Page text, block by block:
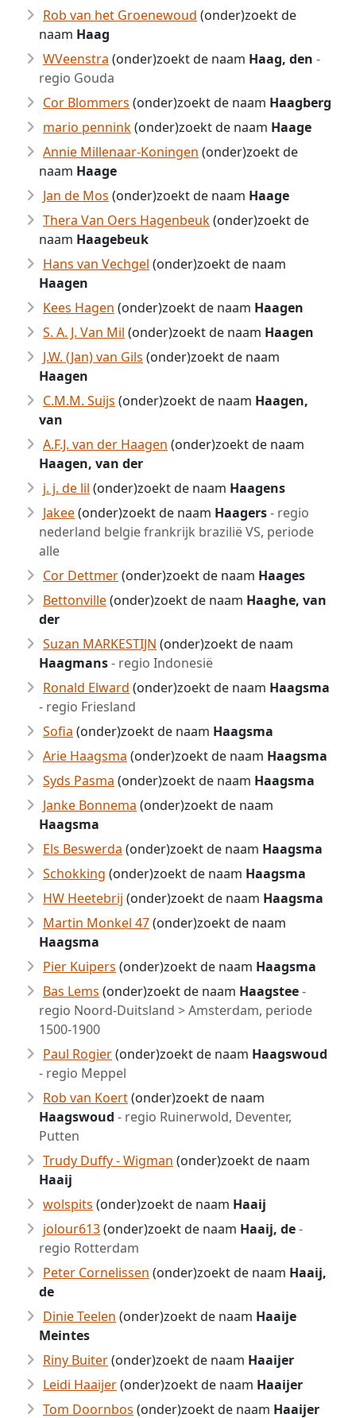
Rob van het Groenewoud (onder)zoekt de
naam Haag
WVeenstra (onder)zoekt de naam Haag, den -
regio Gouda
Cor Blommers (onder)zoekt de naam Haagberg
mario pennink(onder)zoekt de naam Haage
Annie Millenaar-Koningen (onder)zoekt de
naam Haage
Jan de Mos (onder)zoekt de naam Haage
Thera Van Oers Hagenbeuk(onder)zoekt de
naam Haagebeuk
Hans van Vechgel (onder)zoekt de naam
Haagen
Kees Hagen (onder)zoekt de naam Haagen
S. A. J. Van Mil (onder)zoekt de naam Haagen
J.W. (Jan) van Gils (onder)zoekt de naam
Haagen
C.M.M. Suijs (onder)zoekt de naam Haagen,
van
A.F.J. van der Haagen (onder)zoekt de naam
Haagen, van der
j. j. de lil (onder)zoekt de naam Haagens
Jakee(onder)zoekt de naam Haagers- regio
nederland belgie frankrijk brazilië VS, periode
alle
Cor Dettmer(onder)zoekt de naam Haages
Bettonville(onder)zoekt de naam Haaghe, van
der
Suzan MARKESTIJN (onder)zoekt de naam
Haagmans- regio Indonesië
Ronald Elward (onder)zoekt de naam Haagsma
- regio Friesland
Sofia (onder)zoekt de naam Haagsma
Arie Haagsma (onder)zoekt de naam Haagsma
Syds Pasma (onder)zoekt de naam Haagsma
Janke Bonnema (onder)zoekt de naam
Haagsma
Els Beswerda (onder)zoekt de naam Haagsma
Schokking (onder)zoekt de naam Haagsma
HW Heetebrij (onder)zoekt de naam Haagsma
Martin Monkel 47(onder)zoekt de naam
Haagsma
Pier Kuipers (onder)zoekt de naam Haagsma
Bas Lems (onder)zoekt de naam Haagstee-
regio Noord-Duitsland > Amsterdam, periode
1500-1900
Paul Rogier(onder)zoekt de naam Haagswoud
- regio Meppel
Rob van Koert(onder)zoekt de naam
Haagswoud - regio Ruinerwold, Deventer,
Putten
Trudy Duffy - Wigman (onder)zoekt de naam
Haaij
wolspits (onder)zoekt de naam Haaij
jolour613(onder)zoekt de naam Haaij, de-
regio Rotterdam
Peter Cornelissen (onder)zoekt de naam Haaij,
de
Dinie Teelen (onder)zoekt de naam Haaije
Meintes
Riny Buiter(onder)zoekt de naam Haaijer
Leidi Haaijer(onder)zoekt de naam Haaijer
Tom Doornbos (onder)zoekt de naam Haaijer